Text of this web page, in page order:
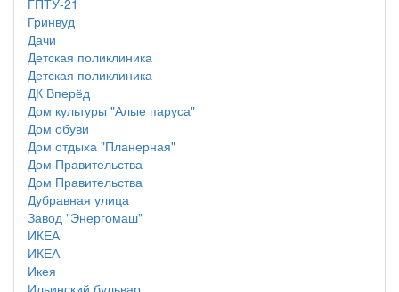
ГПТУ-21
Гринвуд
Дачи
Детская поликлиника
Детская поликлиника
ДК Вперёд
Дом культуры "Алые паруса"
Дом обуви
Дом отдыха "Планерная"
Дом Правительства
Дом Правительства
Дубравная улица
Завод "Энергомаш"
ИКЕА
ИКЕА
Икея
Ильинский бульвар